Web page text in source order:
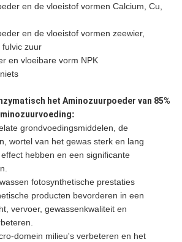
en de vloeistof vormen Calcium, Cu,
en de vloeistof vormen zeewier,
fulvic zuur
en vloeibare vorm NPK
het Aminozuurpoeder van 85%
:
grondvoedingsmiddelen, de
wortel van het gewas sterk en lang
hebben en een significante
fotosynthetische prestaties
producten bevorderen in een
vervoer, gewassenkwaliteit en
domein milieu's verbeteren en het